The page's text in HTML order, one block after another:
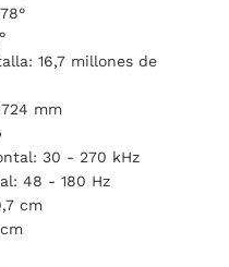
16,7 millones de
mm
30 - 270 kHz
48 - 180 Hz
cm